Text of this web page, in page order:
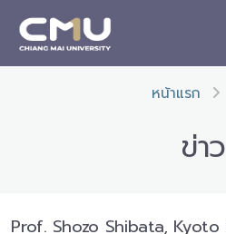
หน้าแรก
ข่าว
Prof. Shozo Shibata,